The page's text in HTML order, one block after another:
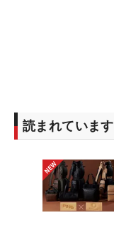
読まれています